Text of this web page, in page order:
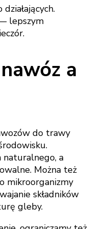
lepszym
a
do trawy
naturalnego, a
Można też
mikroorganizmy
składników
gleby.